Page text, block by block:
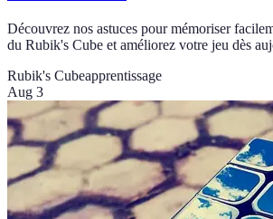
Découvrez nos astuces pour mémoriser
du Rubik's Cube et améliorez votre jeu dès
Rubik's Cubeapprentissage
Aug 3